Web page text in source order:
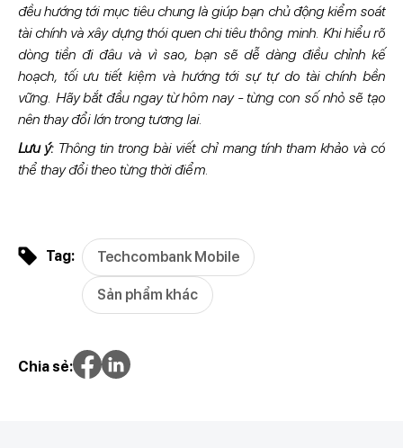
đều hướng tới mục tiêu chung là giúp bạn chủ động kiểm soát
tài chính và xây dựng thói quen chi tiêu thông minh. Khi hiểu rõ
dòng tiền đi đâu và vì sao, bạn sẽ dễ dàng điều chỉnh kế
hoạch, tối ưu tiết kiệm và hướng tới sự tự do tài chính bền
vững. Hãy bắt đầu ngay từ hôm nay - từng con số nhỏ sẽ tạo
nên thay đổi lớn trong tương lai.
Lưu ý:Thông tin trong bài viết chỉ mang tính tham khảo và có
thể thay đổi theo từng thời điểm.
Tag: Techcombank Mobile
Sản phẩm khác
Chia sẻ: